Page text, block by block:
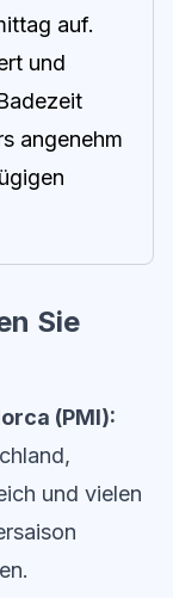
auf.
und
angenehm
Sie
(PMI):
und vielen